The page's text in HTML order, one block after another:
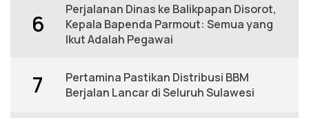
6
Perjalanan Dinas ke Balikpapan Disorot,
Kepala Bapenda Parmout: Semua yang
Ikut Adalah Pegawai
7
Pertamina Pastikan Distribusi BBM
Berjalan Lancar di Seluruh Sulawesi